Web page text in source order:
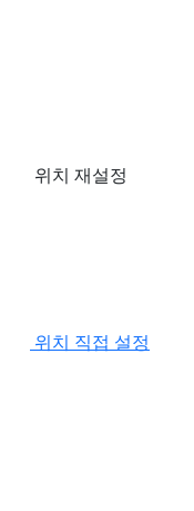
위치 재설정
위치 직접 설정